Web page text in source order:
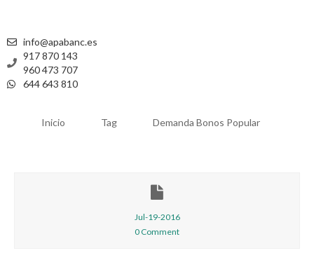
info@apabanc.es
917 870 143
960 473 707
644 643 810
Inicio Tag Demanda Bonos Popular
Jul-19-2016
0 Comment